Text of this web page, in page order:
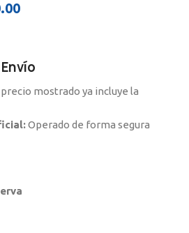
precio mostrado ya incluye la
Operado de forma segura